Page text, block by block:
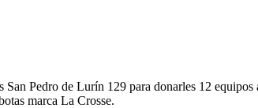
Pedro de Lurín 129 para donarles 12
marca La Crosse.